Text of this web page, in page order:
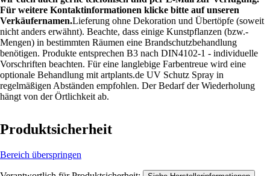
Für weitere Kontaktinformationen klicke bitte auf unseren
Verkäufernamen.Lieferung ohne Dekoration und Übertöpfe (soweit
nicht anders erwähnt). Beachte, dass einige Kunstpflanzen (bzw.-
Mengen) in bestimmten Räumen eine Brandschutzbehandlung
benötigen. Produkte entsprechen B3 nach DIN4102-1 - individuelle
Vorschriften beachten. Für eine langlebige Farbentreue wird eine
optionale Behandlung mit artplants.de UV Schutz Spray in
regelmäßigen Abständen empfohlen. Der Bedarf der Wiederholung
hängt von der Örtlichkeit ab.
Produktsicherheit
Bereich überspringen